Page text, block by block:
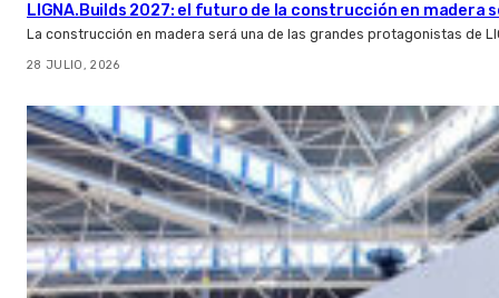
LIGNA.Builds 2027: el futuro de la construcción en madera
La construcción en madera será una de las grandes protagonistas de
28 JULIO, 2026